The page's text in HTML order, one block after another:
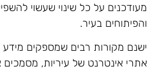
על כל שינוי שעשוי
בעיר.
מקורות רבים שמספקים מידע
אינטרנט של עיריות, מסמכים